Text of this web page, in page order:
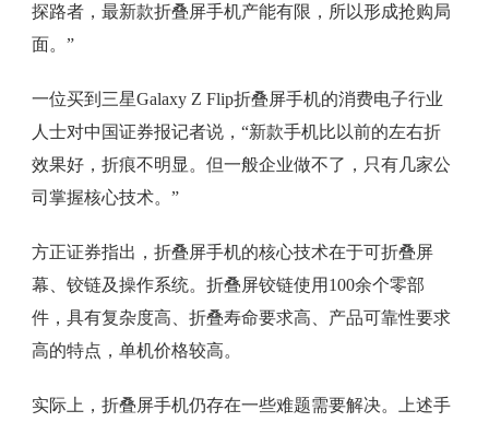
探路者，最新款折叠屏手机产能有限，所以形成抢购局
面。”
一位买到三星Galaxy Z Flip折叠屏手机的消费电子行业
人士对中国证券报记者说，“新款手机比以前的左右折
效果好，折痕不明显。但一般企业做不了，只有几家公
司掌握核心技术。”
方正证券指出，折叠屏手机的核心技术在于可折叠屏
幕、铰链及操作系统。折叠屏铰链使用100余个零部
件，具有复杂度高、折叠寿命要求高、产品可靠性要求
高的特点，单机价格较高。
实际上，折叠屏手机仍存在一些难题需要解决。上述手